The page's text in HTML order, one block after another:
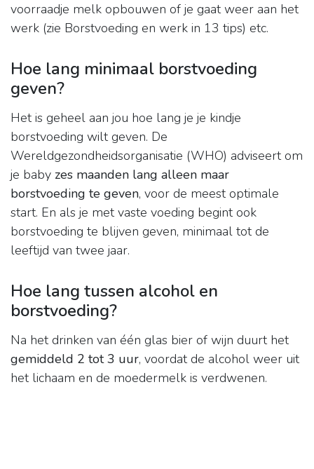
voorraadje melk opbouwen of je gaat weer aan het
werk (zie Borstvoeding en werk in 13 tips) etc.
Hoe lang minimaal borstvoeding
geven?
Het is geheel aan jou hoe lang je je kindje
borstvoeding wilt geven. De
Wereldgezondheidsorganisatie (WHO) adviseert om
je baby zes maanden lang alleen maar
borstvoeding te geven, voor de meest optimale
start. En als je met vaste voeding begint ook
borstvoeding te blijven geven, minimaal tot de
leeftijd van twee jaar.
Hoe lang tussen alcohol en
borstvoeding?
Na het drinken van één glas bier of wijn duurt het
gemiddeld 2 tot 3 uur, voordat de alcohol weer uit
het lichaam en de moedermelk is verdwenen.